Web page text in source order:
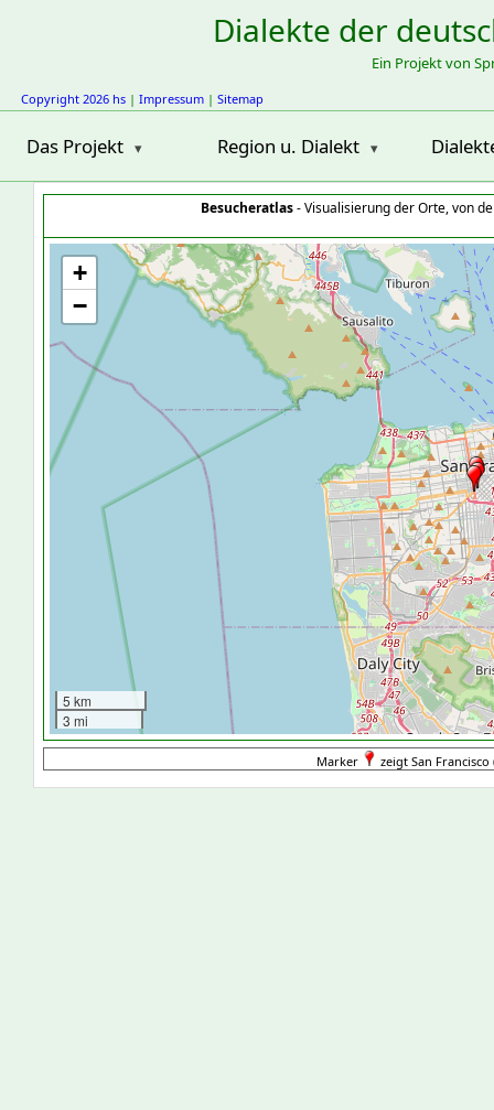
Dialekte der
Ein Projekt von
Copyright 2026 hs | Impressum | Sitemap
Das Projekt Region u. Dialekt
Besucheratlas- Visualisierung der Orte, von
+
−
5 km
3 mi
Marker zeigt San Francisco